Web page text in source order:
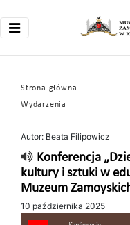
Strona główna
Wydarzenia
Autor: Beata Filipowicz
Konferencja
kultury i sztuki w
Muzeum
10 października 2025